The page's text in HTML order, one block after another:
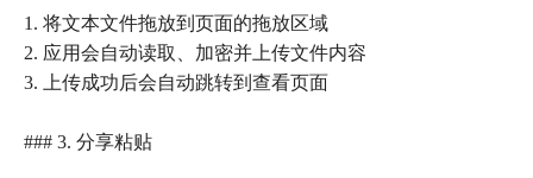
1. 将文本文件拖放到页面的拖放区域
2. 应用会自动读取、加密并上传文件内容
3. 上传成功后会自动跳转到查看页面
### 3. 分享粘贴